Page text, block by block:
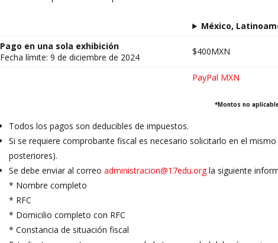
México,
Pago en una sola exhibición
Fecha límite: 9 de diciembre de 2024
$400MXN
PayPal MXN
*Montos no
Todos los pagos son deducibles de impuestos.
Si se requiere comprobante fiscal es necesario solicitarlo en el
posteriores).
Se debe enviar al correo administracion@17edu.orgla siguiente
* Nombre completo
* RFC
* Domicilio completo con RFC
* Constancia de situación fiscal